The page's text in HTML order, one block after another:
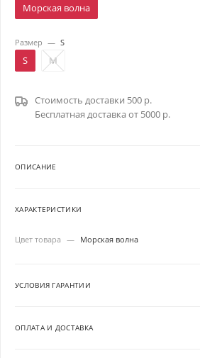
Морская волна
Размер — S
S M
Стоимость доставки 500 р.
Бесплатная доставка от 5000 р.
ОПИСАНИЕ
ХАРАКТЕРИСТИКИ
Цвет товара — Морская волна
УСЛОВИЯ ГАРАНТИИ
ОПЛАТА И ДОСТАВКА